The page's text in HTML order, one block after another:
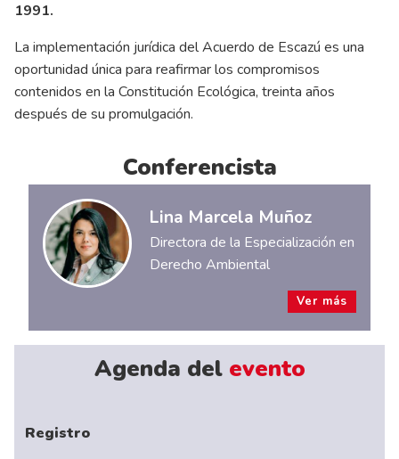
1991.
La implementación jurídica del Acuerdo de Escazú es una
oportunidad única para reafirmar los compromisos
contenidos en la Constitución Ecológica, treinta años
después de su promulgación.
Conferencista
Lina Marcela Muñoz
Directora de la Especialización en
Derecho Ambiental
Ver más
Agenda del evento
Registro